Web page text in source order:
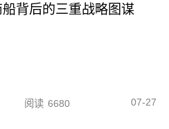
背后的三重战略图谋
阅读 6680 07-27